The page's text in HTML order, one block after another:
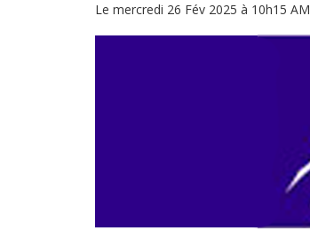
Le mercredi 26 Fév 2025 à 10h15 AM